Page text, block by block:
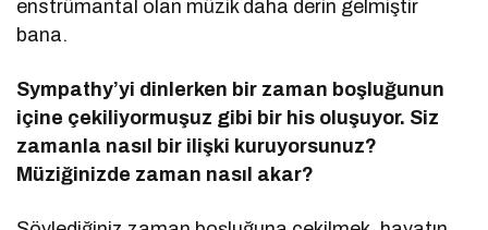
enstrümantal olan müzik daha derin gelmiştir
bana.
Sympathy’yi dinlerken bir zaman boşluğunun
içine çekiliyormuşuz gibi bir his oluşuyor. Siz
zamanla nasıl bir ilişki kuruyorsunuz?
Müziğinizde zaman nasıl akar?